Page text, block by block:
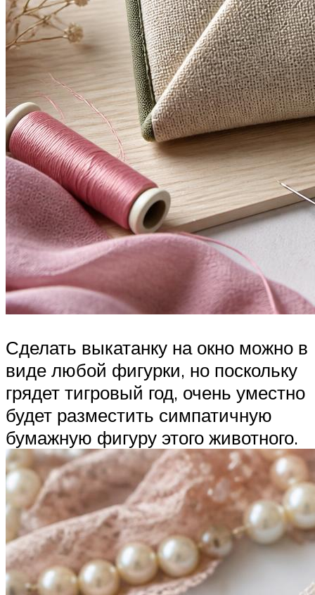
Сделать выкатанку на окно можно в
виде любой фигурки, но поскольку
грядет тигровый год, очень уместно
будет разместить симпатичную
бумажную фигуру этого животного.